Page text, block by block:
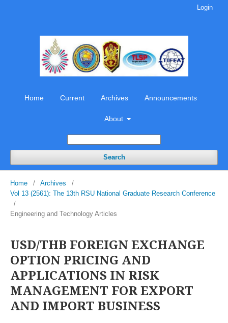
Home Current Archives Announcements
About
Search
Login
Home / Archives
/
Vol 13 (2561): The 13th RSU National Graduate Research Conference
/
Engineering and Technology Articles
USD/THB FOREIGN EXCHANGE
OPTION PRICING AND
APPLICATIONS IN RISK
MANAGEMENT FOR EXPORT
AND IMPORT BUSINESS